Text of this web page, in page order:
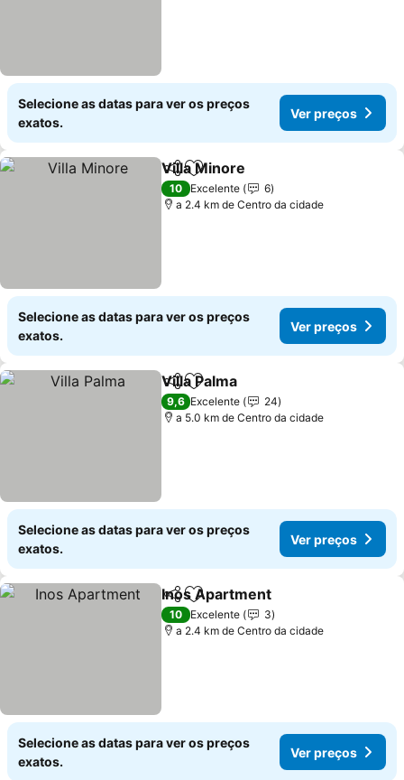
Selecione as datas para ver os preços
exatos.
Ver preços
PartilharAdicionar aos favoritos
Villa Minore
10 Excelente
6
a 2.4 km de Centro da cidade
Selecione as datas para ver os preços
exatos.
Ver preços
PartilharAdicionar aos favoritos
Villa Palma
9,6 Excelente
24
a 5.0 km de Centro da cidade
Selecione as datas para ver os preços
exatos.
Ver preços
PartilharAdicionar aos favoritos
Inos Apartment
10 Excelente
3
a 2.4 km de Centro da cidade
Selecione as datas para ver os preços
exatos.
Ver preços